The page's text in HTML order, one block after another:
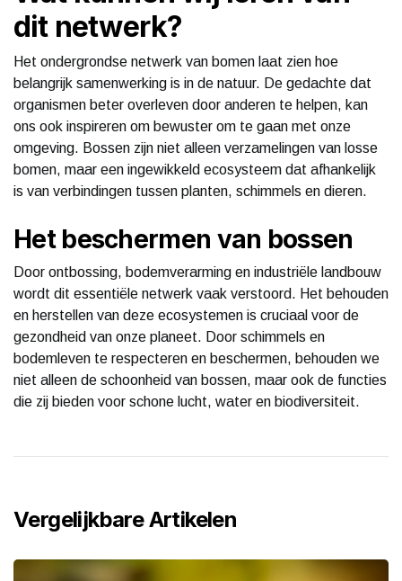
dit netwerk?
Het ondergrondse netwerk van bomen laat zien hoe
belangrijk samenwerking is in de natuur. De gedachte dat
organismen beter overleven door anderen te helpen, kan
ons ook inspireren om bewuster om te gaan met onze
omgeving. Bossen zijn niet alleen verzamelingen van losse
bomen, maar een ingewikkeld ecosysteem dat afhankelijk
is van verbindingen tussen planten, schimmels en dieren.
Het beschermen van bossen
Door ontbossing, bodemverarming en industriële landbouw
wordt dit essentiële netwerk vaak verstoord. Het behouden
en herstellen van deze ecosystemen is cruciaal voor de
gezondheid van onze planeet. Door schimmels en
bodemleven te respecteren en beschermen, behouden we
niet alleen de schoonheid van bossen, maar ook de functies
die zij bieden voor schone lucht, water en biodiversiteit.
Vergelijkbare Artikelen